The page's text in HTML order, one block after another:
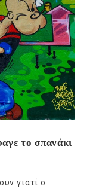
το σπανάκι
γιατί ο